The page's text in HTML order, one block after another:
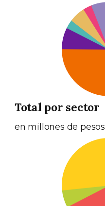
Total por sector
en millones de pesos